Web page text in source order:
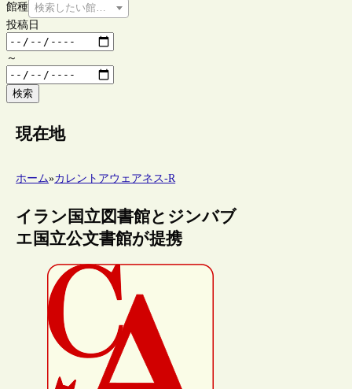
館種 検索したい館種を選択してください
投稿日
～
検索
現在地
ホーム»カレントアウェアネス-R
イラン国立図書館とジンバブ
エ国立公文書館が提携